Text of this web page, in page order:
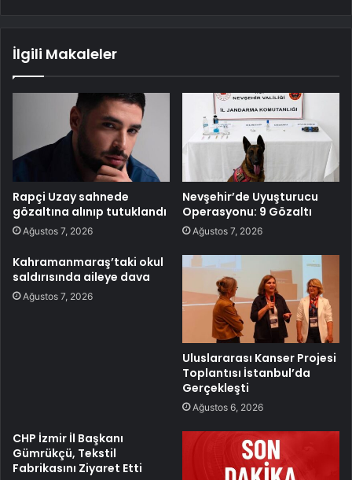
İlgili Makaleler
Rapçi Uzay sahnede
gözaltına alınıp tutuklandı
Ağustos 7, 2026
Nevşehir’de Uyuşturucu
Operasyonu: 9 Gözaltı
Ağustos 7, 2026
Kahramanmaraş’taki okul
saldırısında aileye dava
Ağustos 7, 2026
Uluslararası Kanser Projesi
Toplantısı İstanbul’da
Gerçekleşti
Ağustos 6, 2026
CHP İzmir İl Başkanı
Gümrükçü, Tekstil
Fabrikasını Ziyaret Etti